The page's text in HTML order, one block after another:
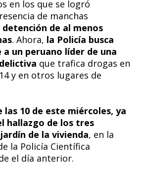
en los que se logró
de manchas
detención de al menos
. Ahora, la Policía busca
un peruano líder de una
que trafica drogas en
y en otros lugares de
las 10 de este miércoles, ya
hallazgo de los tres
de la vivienda, en la
la Policía Científica
el día anterior.